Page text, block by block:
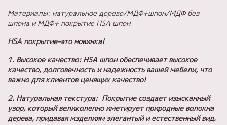
Материалы: натуральное дерево/МДФ+шпон/МДФ без
шпона и МДФ+ покрытие HSA шпон
HSA покрытие-это новинка!
1. Высокое качество: HSA шпон обеспечивает высокое
качество, долговечность и надежность вашей мебели, что
важно для клиентов ценящих качество!
2. Натуральная текстура: Покрытие создает изысканный
узор, который великолепно иметирует природные волокна
дерева, придавая мзделиям элегантый и естественный вид.